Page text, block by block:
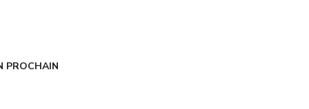
PROCHAIN